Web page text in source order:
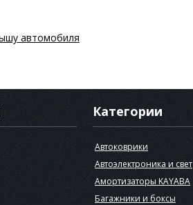
автомобиля
Категории
Автоковрики
Автоэлектроника и свет
Амортизаторы KAYABA
Багажники и боксы